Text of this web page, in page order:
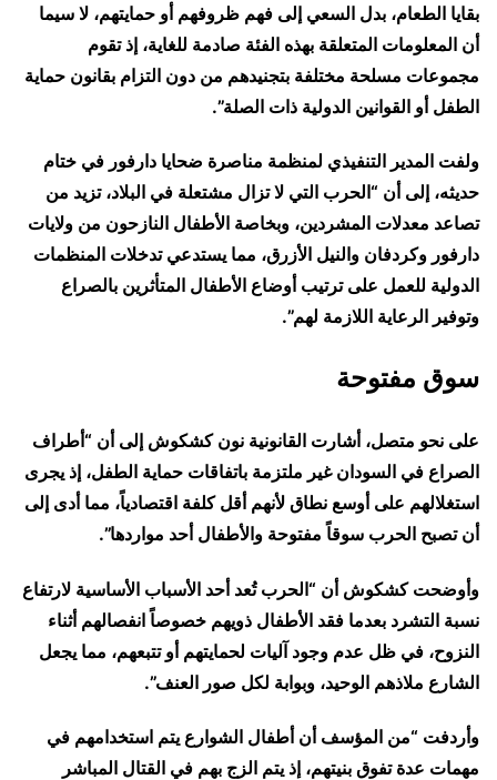
بقايا الطعام، بدل السعي إلى فهم ظروفهم أو حمايتهم، لا سيما
أن المعلومات المتعلقة بهذه الفئة صادمة للغاية، إذ تقوم
مجموعات مسلحة مختلفة بتجنيدهم من دون التزام بقانون حماية
الطفل أو القوانين الدولية ذات الصلة”.
ولفت المدير التنفيذي لمنظمة مناصرة ضحايا دارفور في ختام
حديثه، إلى أن “الحرب التي لا تزال مشتعلة في البلاد، تزيد من
تصاعد معدلات المشردين، وبخاصة الأطفال النازحون من ولايات
دارفور وكردفان والنيل الأزرق، مما يستدعي تدخلات المنظمات
الدولية للعمل على ترتيب أوضاع الأطفال المتأثرين بالصراع
وتوفير الرعاية اللازمة لهم”.
سوق مفتوحة
على نحو متصل، أشارت القانونية نون كشكوش إلى أن “أطراف
الصراع في السودان غير ملتزمة باتفاقات حماية الطفل، إذ يجرى
استغلالهم على أوسع نطاق لأنهم أقل كلفة اقتصادياً، مما أدى إلى
أن تصبح الحرب سوقاً مفتوحة والأطفال أحد مواردها”.
وأوضحت كشكوش أن “الحرب تُعد أحد الأسباب الأساسية لارتفاع
نسبة التشرد بعدما فقد الأطفال ذويهم خصوصاً انفصالهم أثناء
النزوح، في ظل عدم وجود آليات لحمايتهم أو تتبعهم، مما يجعل
الشارع ملاذهم الوحيد، وبوابة لكل صور العنف”.
وأردفت “من المؤسف أن أطفال الشوارع يتم استخدامهم في
مهمات عدة تفوق بنيتهم، إذ يتم الزج بهم في القتال المباشر